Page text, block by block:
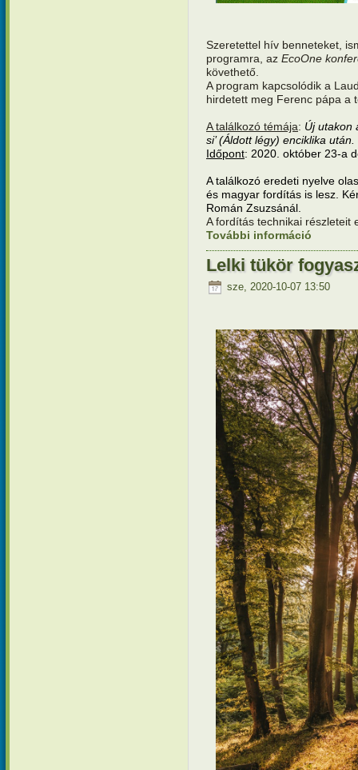
Szeretettel hív benneteket,
programra, az EcoOne
követhető.
A program kapcsolódik a
hirdetett meg Ferenc pápa a
A találkozó témája: Új utakon
si’ (Áldott légy) enciklika után.
Időpont: 2020. október 23-a
A találkozó eredeti nyelve
és magyar fordítás is lesz.
Román Zsuzsánál.
A fordítás technikai részleteit
További információ
Lelki tükör
sze, 2020-10-07 13:50